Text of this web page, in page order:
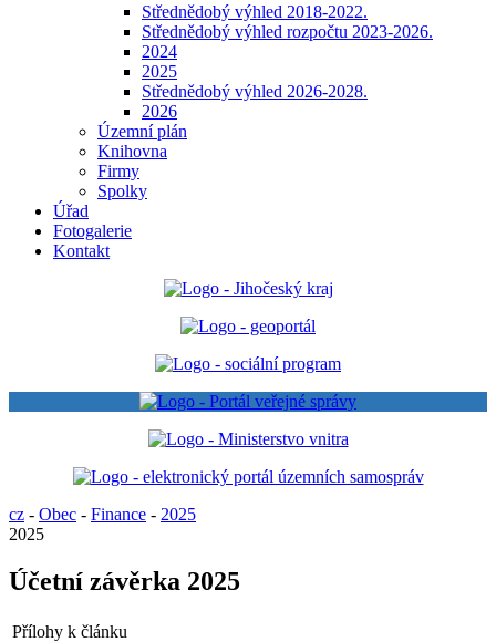
Střednědobý výhled 2018-2022.
Střednědobý výhled rozpočtu 2023-2026.
2024
2025
Střednědobý výhled 2026-2028.
2026
Územní plán
Knihovna
Firmy
Spolky
Úřad
Fotogalerie
Kontakt
cz - Obec - Finance - 2025
2025
Účetní závěrka 2025
Přílohy k článku